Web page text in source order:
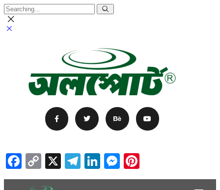
Facebook
Copy
Link
X Telegram
LinkedIn
Messenger